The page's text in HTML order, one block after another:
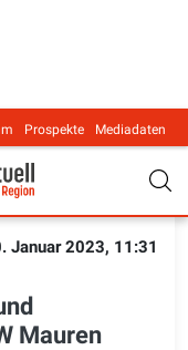
Prospekte Mediadaten
Januar 2023, 11:31
Mauren